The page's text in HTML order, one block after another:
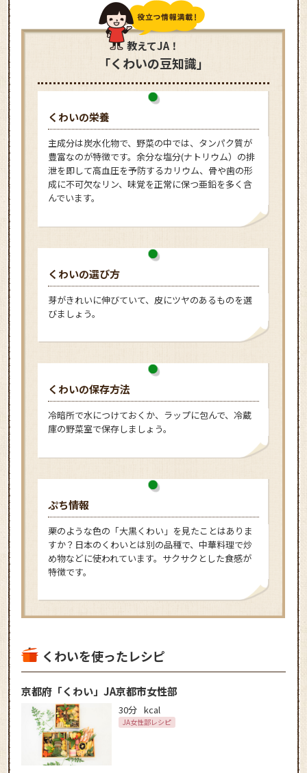
教えてJA！
「くわいの豆知識」
くわいの栄養
主成分は炭水化物で、野菜の中では、タンパク質が
豊富なのが特徴です。余分な塩分(ナトリウム）の排
泄を即して高血圧を予防するカリウム、骨や歯の形
成に不可欠なリン、味覚を正常に保つ亜鉛を多く含
んでいます。
くわいの選び方
芽がきれいに伸びていて、皮にツヤのあるものを選
びましょう。
くわいの保存方法
冷暗所で水につけておくか、ラップに包んで、冷蔵
庫の野菜室で保存しましょう。
ぷち情報
栗のような色の「大黒くわい」を見たことはありま
すか？日本のくわいとは別の品種で、中華料理で炒
め物などに使われています。サクサクとした食感が
特徴です。
くわいを使ったレシピ
京都府「くわい」JA京都市女性部
30分 kcal
JA女性部レシピ